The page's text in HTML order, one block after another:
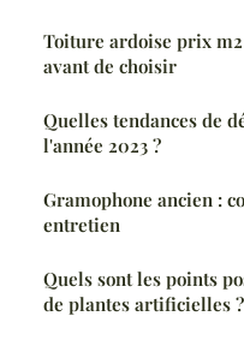
Toiture ardoise prix
avant de choisir
Quelles tendances de
l'année 2023 ?
Gramophone ancien :
entretien
Quels sont les points
de plantes artificielles ?